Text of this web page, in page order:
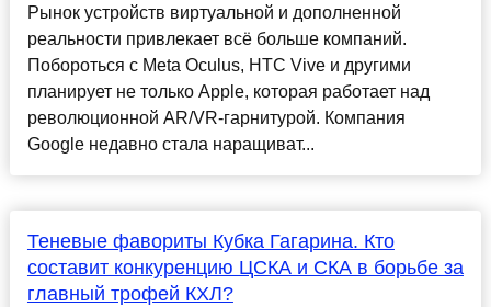
Рынок устройств виртуальной и дополненной
реальности привлекает всё больше компаний.
Побороться с Meta Oculus, HTC Vive и другими
планирует не только Apple, которая работает над
революционной AR/VR-гарнитурой. Компания
Google недавно стала наращиват...
Теневые фавориты Кубка Гагарина. Кто
составит конкуренцию ЦСКА и СКА в борьбе за
главный трофей КХЛ?